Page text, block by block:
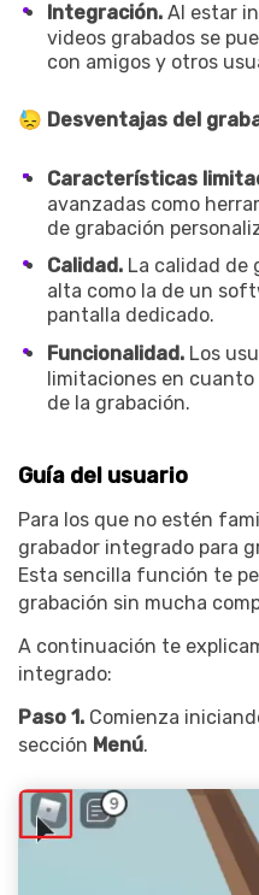
Integración. Al estar
videos grabados se
con amigos y otros
😓 Desventajas del
Características
avanzadas como
de grabación
Calidad. La calidad de
alta como la de un
pantalla dedicado.
Funcionalidad. Los
limitaciones en
de la grabación.
Guía del usuario
Para los que no estén
grabador integrado para
Esta sencilla función te
grabación sin mucha
A continuación te
integrado:
Paso 1. Comienza
sección Menú.